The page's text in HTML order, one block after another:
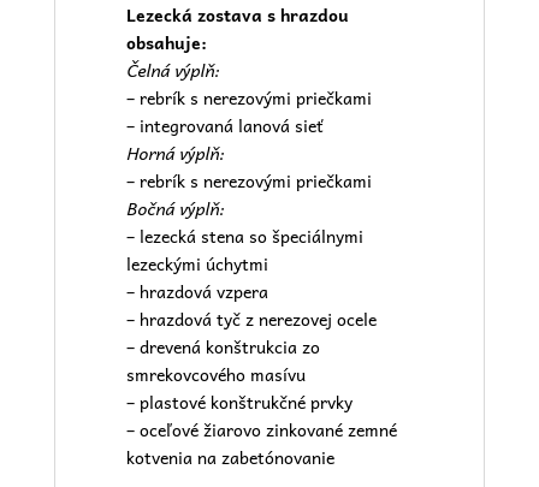
Lezecká zostava s hrazdou
obsahuje:
Čelná výplň:
– rebrík s nerezovými priečkami
– integrovaná lanová sieť
Horná výplň:
– rebrík s nerezovými priečkami
Bočná výplň:
– lezecká stena so špeciálnymi
lezeckými úchytmi
– hrazdová vzpera
– hrazdová tyč z nerezovej ocele
– drevená konštrukcia zo
smrekovcového masívu
– plastové konštrukčné prvky
– oceľové žiarovo zinkované zemné
kotvenia na zabetónovanie